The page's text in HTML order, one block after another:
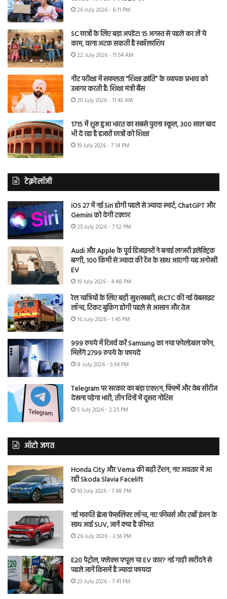
26 July 2026 - 6:11 PM
SC छात्रों के लिए बड़ा अपडेट! 15 अगस्त से पहले कर लें ये
काम, वरना अटक सकती है स्कॉलरशिप
22 July 2026 - 11:54 AM
नीट परीक्षा में सफलता “शिक्षा क्रांति” के व्यापक प्रभाव को
उजागर करती है: शिक्षा मंत्री बैंस
20 July 2026 - 11:43 AM
1715 में शुरू हुआ भारत का सबसे पुराना स्कूल, 300 साल बाद
भी दे रहा है हजारों छात्रों को शिक्षा
19 July 2026 - 7:14 PM
टेक्नोलॉजी
iOS 27 में नई Siri होगी पहले से ज्यादा स्मार्ट, ChatGPT और
Gemini को देगी टक्कर
25 July 2026 - 7:52 PM
Audi और Apple के पूर्व डिजाइनरों ने बनाई लग्जरी इलेक्ट्रिक
बग्गी, 100 किमी से ज्यादा की रेंज के साथ आएगी यह अनोखी
EV
19 July 2026 - 4:48 PM
रेल यात्रियों के लिए बड़ी खुशखबरी, IRCTC की नई वेबसाइट
लॉन्च, टिकट बुकिंग होगी पहले से आसान और तेज
16 July 2026 - 1:45 PM
999 रुपये में रिजर्व करें Samsung का नया फोल्डेबल फोन,
मिलेंगे 2799 रुपये के फायदे
8 July 2026 - 5:54 PM
Telegram पर सरकार का बड़ा एक्शन, फिल्में और वेब सीरीज
देखना पड़ेगा भारी, तीन दिनों में दूसरा नोटिस
5 July 2026 - 2:25 PM
ऑटो जगत
Honda City और Verna की बढ़ी टेंशन, नए अवतार में आ
रही Skoda Slavia Facelift
30 July 2026 - 7:48 PM
नई मारुति ब्रेजा फेसलिफ्ट लॉन्च, नए फीचर्स और टर्बो इंजन के
साथ आई SUV, जानें क्या है कीमत
26 July 2026 - 3:56 PM
E20 पेट्रोल, फ्लेक्स फ्यूल या EV कार? नई गाड़ी खरीदने से
पहले जानें किसमें है ज्यादा फायदा
23 July 2026 - 7:41 PM